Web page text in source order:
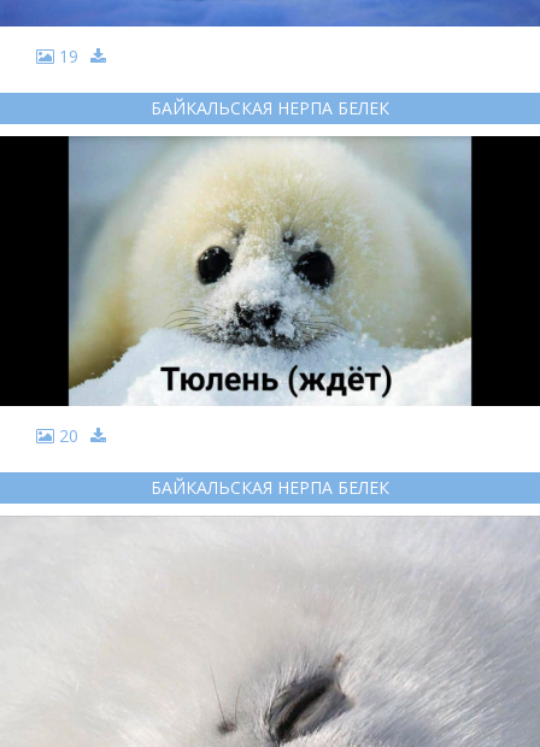
19
БАЙКАЛЬСКАЯ НЕРПА БЕЛЕК
20
БАЙКАЛЬСКАЯ НЕРПА БЕЛЕК